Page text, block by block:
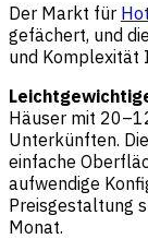
Der Markt für
gefächert, und
und Komplexität
Häuser mit
Unterkünften.
einfache
aufwendige
Preisgestaltung
Monat.